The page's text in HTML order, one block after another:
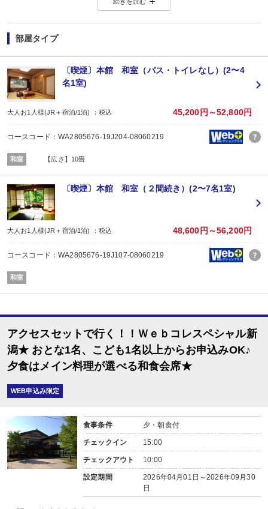
◆ ◇ ◆ ◇ ◆ ◇ ◆ ◇ ◆
・夕食時に日本酒1合又はソフトドリンク1杯付
・貸切風呂ご利用OK
【2名1室でご利用の場合】おとな1名＋こども1名OK♪
2名1室ご利用の場合、
おとな1名＋こども1名ご利用でも、お子様はこども代金でOK♪
※通常「おとな1名＋こども1名」で2名1室ご利用の場合、お子様はおとなと同
新潟駅及び新津駅乗換、JR磐越西線 鹿瀬駅からお宿までは送迎がございます
（9:00～18:00／要事前予約）
※ご希望のお客様は、ご予約日の翌日以降にお客様自身で宿泊施設にご連絡く
■夕食
場所:
宴会場
内容:
メイン料理を
■朝食
場所:
【時間】7：30～9：30 最終開始8：30
部屋タイプ
〔喫煙〕本館 和室（バス・トイレなし）(2〜4
名1室)
大人お1人様(JR＋宿泊/1泊) ：税込 45,200円～52,800円
コースコード：WA2805676-19J204-08060219
和室 【広さ】10畳
〔喫煙〕本館 和室（２間続き）(2〜7名1室)
大人お1人様(JR＋宿泊/1泊) ：税込 48,600円～56,200円
コースコード：WA2805676-19J107-08060219
和室
アクセスセットで行く！！Ｗｅｂコレスペシャル新
潟★ おとな1名、こども1名以上からお申込みOK♪
夕食はメイン料理が選べる和食会席★
WEB申込み限定
食事条件 夕・朝食付
チェックイン 15:00
チェックアウト 10:00
設定期間
2026年04月01日～2026年09月30
日